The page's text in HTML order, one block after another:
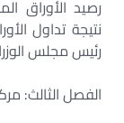
رصيد الأوراق
نتيجة تداول
رئيس مجلس
الفصل الثالث: